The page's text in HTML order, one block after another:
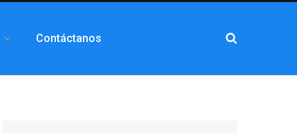
Contáctanos